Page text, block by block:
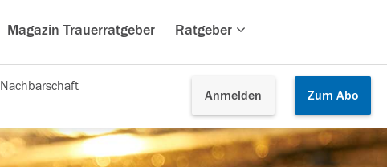
Magazin Trauerratgeber Ratgeber
Anmelden Zum Abo
Nachbarschaft